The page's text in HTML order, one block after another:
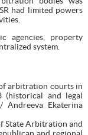
had limited powers
agencies, property
system.
arbitration courts in
and legal
Andreeva Ekaterina
State Arbitration and
and regional